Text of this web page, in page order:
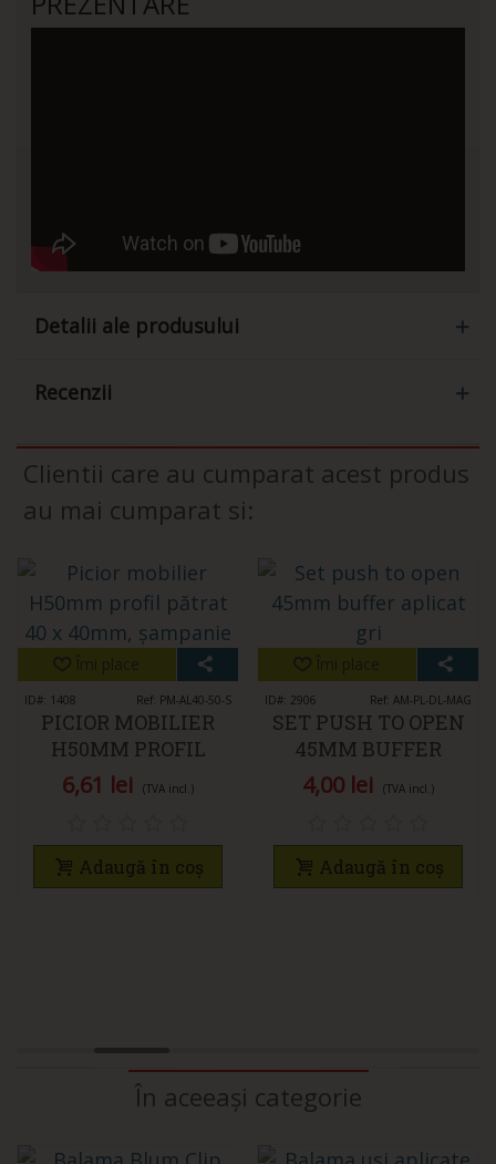
Detalii ale produsului
Recenzii
Clientii care au cumparat acest produs
au mai cumparat si:
ID#: 1408 Ref: PM-AL40-50-S
PICIOR MOBILIER
H50MM PROFIL
PĂTRAT 40 X 40MM,
ȘAMPANIE
6,61 lei (TVA incl.)
Adaugă în coș
ID#: 2906 Ref: AM-PL-DL-MAG
SET PUSH TO OPEN
45MM BUFFER
APLICAT GRI
4,00 lei (TVA incl.)
Adaugă în coș
În aceeași categorie